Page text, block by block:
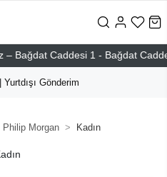
– Bağdat Caddesi 1 - Bağdat
Gönderim
Philip Morgan Kadın